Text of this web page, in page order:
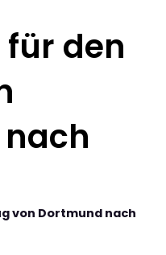
den
von Dortmund nach